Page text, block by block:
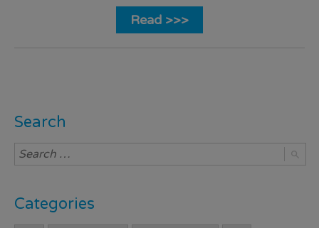
Read >>>
Search
Categories